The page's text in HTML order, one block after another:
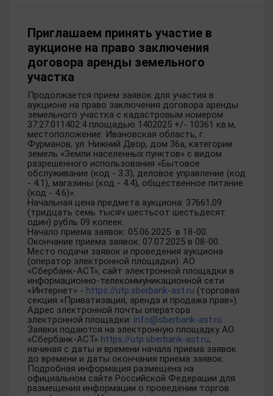
Приглашаем принять участие в
аукционе на право заключения
договора аренды земельного
участка
Продолжается прием заявок для участия в
аукционе на право заключения договора аренды
земельного участка с кадастровым номером
37:27:011402:4 площадью 1402025 +/- 10361 кв.м,
местоположение: Ивановская область, г.
Фурманов, ул. Нижний Двор, дом 36а, категории
земель «Земли населенных пунктов» с видом
разрешенного использования «Бытовое
обслуживание (код - 3.3), деловое управление (код
- 4.1), магазины (код - 4.4), общественное питание
(код - 4.6)».
Начальная цена предмета аукциона: 37661,09
(тридцать семь тысяч шестьсот шестьдесят
один) рубль 09 копеек.
Начало приема заявок: 05.06.2025 в 18-00.
Окончание приема заявок: 07.07.2025 в 08-00.
Место подачи заявок и проведения аукциона
(оператор электронной площадки): АО
«Сбербанк-АСТ», сайт электронной площадки в
информационно-телекоммуникационной сети
«Интернет» - https://utp.sberbank-ast.ru (торговая
секция «Приватизация, аренда и продажа прав»).
Адрес электронной почты оператора
электронной площадки: info@sberbank-ast.ru
Заявки подаются на электронную площадку АО
«Сбербанк-АСТ» https://utp.sberbank-ast.ru,
начиная с даты и времени начала приема заявок
до времени и даты окончания приема заявок.
Подробная информация размещена на
официальном сайте Российской Федерации для
размещения информации о проведении торгов